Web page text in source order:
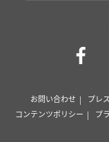
お問い合わせ プレ
コンテンツポリシー
プ